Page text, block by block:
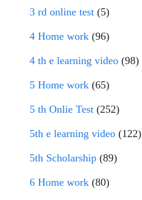
3 rd online test (5)
4 Home work (96)
4 th e learning video (98)
5 Home work (65)
5 th Onlie Test (252)
5th e learning video (122)
5th Scholarship (89)
6 Home work (80)